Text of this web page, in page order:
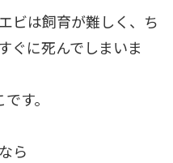
ビは飼育が難しく、ち
ぐに死んでしまいま
す。
ら